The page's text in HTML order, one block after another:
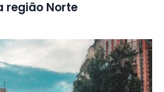
região Norte